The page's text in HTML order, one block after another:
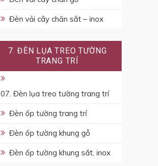
Đèn vải cây chăn sắt – inox
7. ĐÈN LỤA TREO TƯỜNG
TRANG TRÍ
07. Đèn lụa treo tường trang trí
Đèn ốp tường trang trí
Đèn ốp tường khung gỗ
Đèn ốp tường khung sắt, inox